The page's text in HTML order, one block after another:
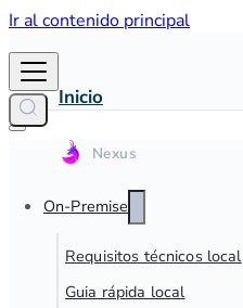
Ir al contenido principal
Inicio
On-Premise
Requisitos técnicos local
Guia rápida local